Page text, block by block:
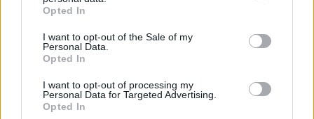
Opted In
I want to opt-out of the Sale of my
Personal Data.
Opted In
I want to opt-out of processing my
Personal Data for Targeted Advertising.
Opted In